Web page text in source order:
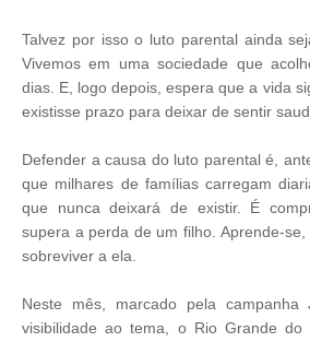
Talvez por isso o luto parental ainda
Vivemos em uma sociedade que
dias. E, logo depois, espera que a vida
existisse prazo para deixar de sentir
Defender a causa do luto parental é,
que milhares de famílias carregam
que nunca deixará de existir. É
supera a perda de um filho. Aprende-
sobreviver a ela.
Neste mês, marcado pela campanha
visibilidade ao tema, o Rio Grande do